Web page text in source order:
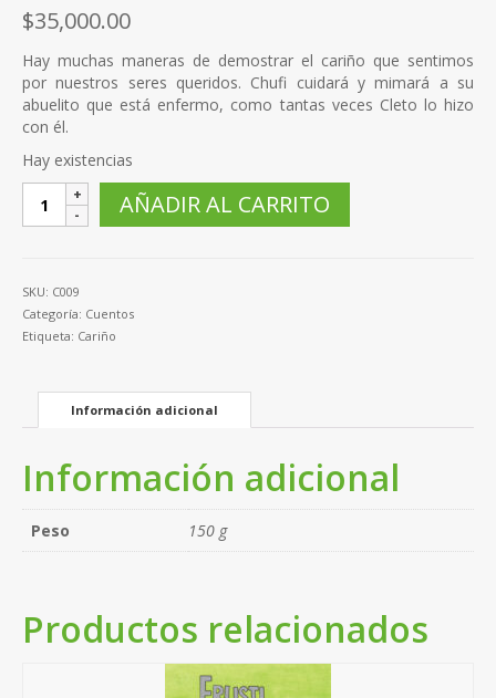
$35,000.00
Hay muchas maneras de demostrar el cariño que sentimos
por nuestros seres queridos. Chufi cuidará y mimará a su
abuelito que está enfermo, como tantas veces Cleto lo hizo
con él.
Hay existencias
Cuento
"Chufi"
AÑADIR AL CARRITO
SKU: C009
Categoría: Cuentos
Etiqueta: Cariño
Información adicional
Información adicional
Peso 150 g
Productos relacionados